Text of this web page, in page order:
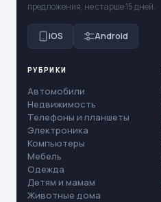
предложения, не старше 15 дней.
iOS Android
РУБРИКИ
Автомобили
Недвижимость
Телефоны и планшеты
Электроника
Компьютеры
Мебель
Одежда
Детям и мамам
Животные дома